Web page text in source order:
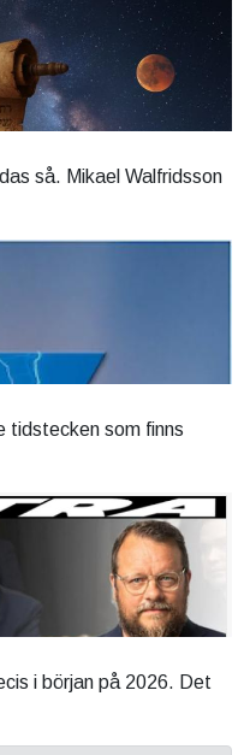
så. Mikael Walfridsson
tidstecken som finns
i början på 2026. Det